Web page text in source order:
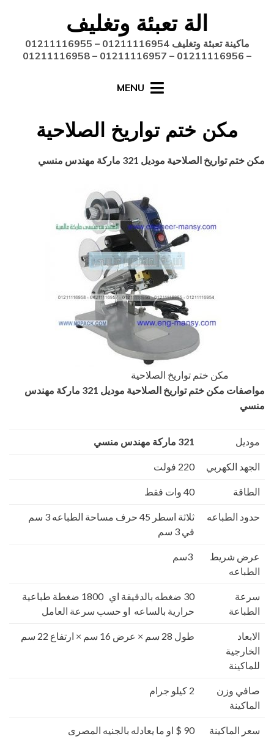
content
الة تعبئة وتغليف
ماكينة تعبئة وتغليف 01211116954 – 01211116955
– 01211116956 – 01211116957 – 01211116958
MENU
مكن ختم تواريخ الصلاحية‏
on مكن ختم تواريخ الصلاحية‏ موديل 321 ماركة مهندس منسي
مكن ختم تواريخ الصلاحية‏
مواصفات مكن ختم تواريخ الصلاحية‏
موديل 321 ماركة مهندس
منسي
موديل 321 ماركة مهندس منسي
الجهد الكهربي 220 فولت
الطاقة 40 وات فقط
حدود الطباعه
ثلاثة اسطر 45 حرف مساحة الطباعه 3 سم
في 3 سم
عرض شريط
الطباعه
سرعة
الطباعة
30 ضغطه بالدقيقة اي 1800 ضغطة طباعية
حرارية بالساعه او حسب سرعة العامل
الابعاد
الخارجية
للماكينة
طول 28 سم × عرض 16 سم × ارتفاع 22 سم
صافي وزن
الماكينة
2 كيلو جرام
سعر الماكينة 90 $ او ما يعادله بالجنيه المصرى